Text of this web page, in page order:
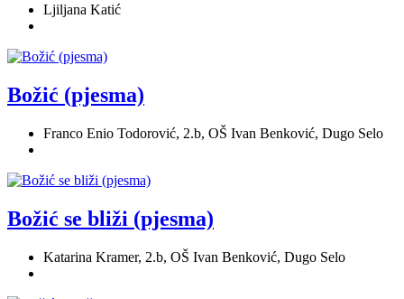
Ljiljana Katić
Božić (pjesma)
Franco Enio Todorović, 2.b, OŠ Ivan Benković, Dugo Selo
Božić se bliži (pjesma)
Katarina Kramer, 2.b, OŠ Ivan Benković, Dugo Selo